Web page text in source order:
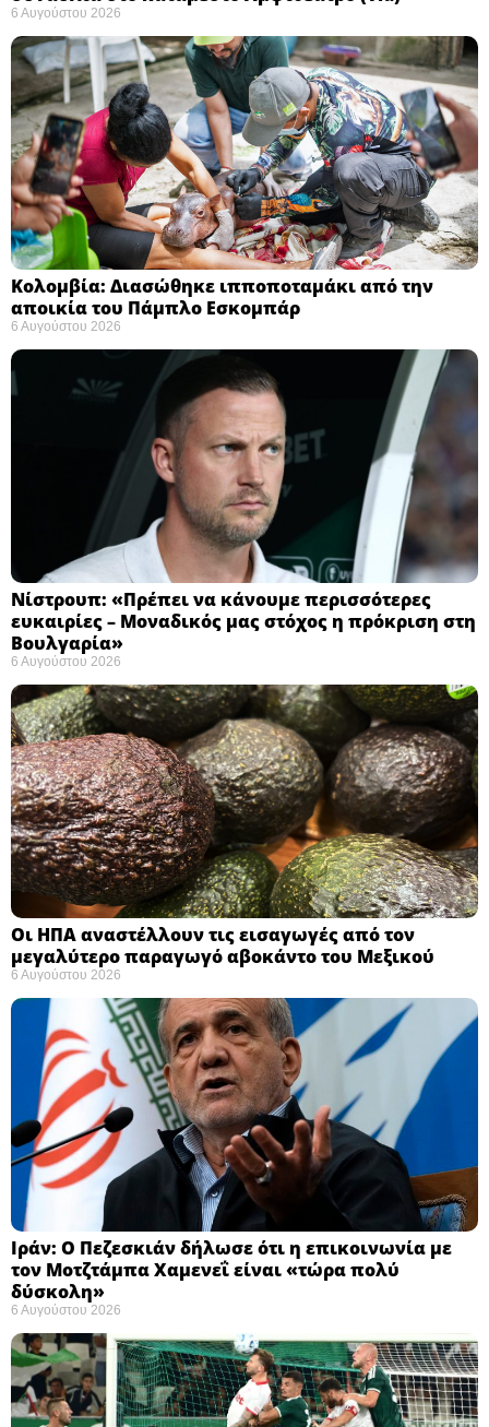
6 Αυγούστου 2026
Κολομβία: Διασώθηκε ιπποποταμάκι από την
αποικία του Πάμπλο Εσκομπάρ ​
6 Αυγούστου 2026
Νίστρουπ: «Πρέπει να κάνουμε περισσότερες
ευκαιρίες – Μοναδικός μας στόχος η πρόκριση στη
Βουλγαρία» ​
6 Αυγούστου 2026
Οι ΗΠΑ αναστέλλουν τις εισαγωγές από τον
μεγαλύτερο παραγωγό αβοκάντο του Μεξικού ​
6 Αυγούστου 2026
Ιράν: Ο Πεζεσκιάν δήλωσε ότι η επικοινωνία με
τον Μοτζτάμπα Χαμενεΐ είναι «τώρα πολύ
δύσκολη» ​
6 Αυγούστου 2026